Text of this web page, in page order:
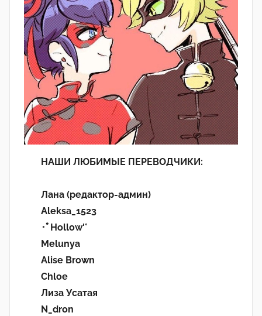
НАШИ ЛЮБИМЫЕ ПЕРЕВОДЧИКИ:
Лана (редактор-админ)
Aleksa_1523
･ﾟHollow'°
Melunya
Alise Brown
Chloe
Лиза Усатая
N_dron